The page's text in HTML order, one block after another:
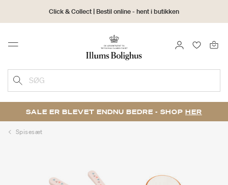
Click & Collect | Bestil online - hent i butikken
30 dages returret
Menu LOG IND
SØG
SALE ER BLEVET ENDNU BEDRE - SHOP HER
Spisesæt